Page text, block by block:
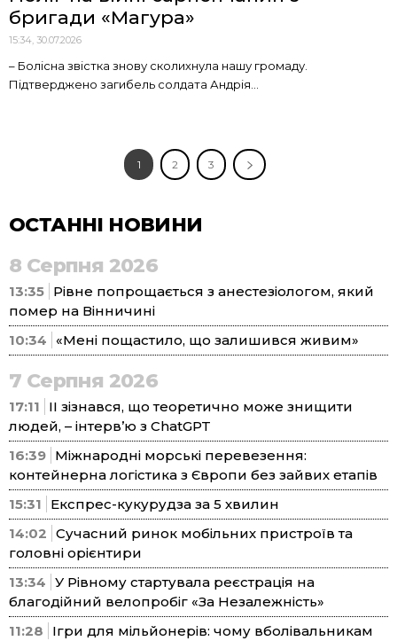
бригади «Магура»
15:34, 30.07.2026
– Болісна звістка знову сколихнула нашу громаду.
Підтверджено загибель солдата Андрія...
1 2 3
ОСТАННІ НОВИНИ
8 Серпня 2026
13:35 Рівне попрощається з анестезіологом, який
помер на Вінничині
10:34
«Мені пощастило, що залишився живим»
7 Серпня 2026
17:11
ІІ зізнався, що теоретично може знищити
людей, – інтерв’ю з ChatGPT
16:39 Міжнародні морські перевезення:
контейнерна логістика з Європи без зайвих етапів
15:31
Експрес-кукурудза за 5 хвилин
14:02 Сучасний ринок мобільних пристроїв та
головні орієнтири
13:34 У Рівному стартувала реєстрація на
благодійний велопробіг «За Незалежність»
11:28
Ігри для мільйонерів: чому вболівальникам